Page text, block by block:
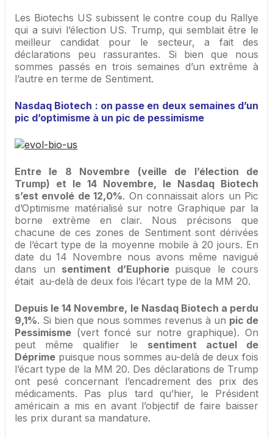
Les Biotechs US subissent le contre coup du Rallye
qui a suivi l’élection US. Trump, qui semblait être le
meilleur candidat pour le secteur, a fait des
déclarations peu rassurantes. Si bien que nous
sommes passés en trois semaines d’un extrême à
l’autre en terme de Sentiment.
Nasdaq Biotech : on passe en deux semaines d’un
pic d’optimisme à un pic de pessimisme
Entre le 8 Novembre (veille de l’élection de
Trump) et le 14 Novembre, le Nasdaq Biotech
s’est envolé de 12,0%. On connaissait alors un Pic
d’Optimisme matérialisé sur notre Graphique par la
borne extrème en clair. Nous précisons que
chacune de ces zones de Sentiment sont dérivées
de l’écart type de la moyenne mobile à 20 jours. En
date du 14 Novembre nous avons même navigué
dans un sentiment d’Euphorie puisque le cours
était au-delà de deux fois l’écart type de la MM 20.
Depuis le 14 Novembre, le Nasdaq Biotech a perdu
9,1%. Si bien que nous sommes revenus à un pic de
Pessimisme (vert foncé sur notre graphique). On
peut même qualifier le sentiment actuel de
Déprime puisque nous sommes au-delà de deux fois
l’écart type de la MM 20. Des déclarations de Trump
ont pesé concernant l’encadrement des prix des
médicaments. Pas plus tard qu’hier, le Président
américain a mis en avant l’objectif de faire baisser
les prix durant sa mandature.